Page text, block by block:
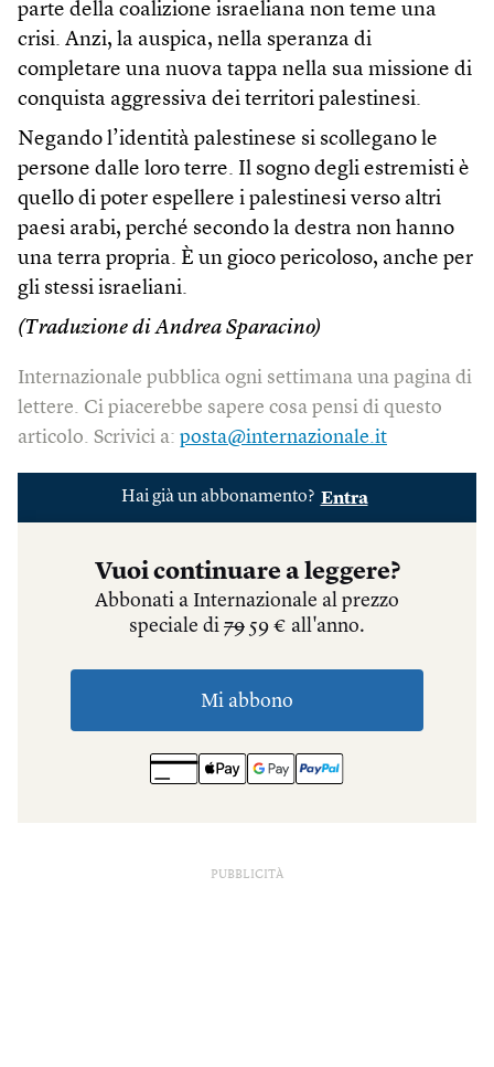
parte della coalizione israeliana non teme una
crisi. Anzi, la auspica, nella speranza di
completare una nuova tappa nella sua missione di
conquista aggressiva dei territori palestinesi.
Negando l’identità palestinese si scollegano le
persone dalle loro terre. Il sogno degli estremisti è
quello di poter espellere i palestinesi verso altri
paesi arabi, perché secondo la destra non hanno
una terra propria. È un gioco pericoloso, anche per
gli stessi israeliani.
(Traduzione di Andrea Sparacino)
Internazionale pubblica ogni settimana una pagina di
lettere. Ci piacerebbe sapere cosa pensi di questo
articolo. Scrivici a: posta@internazionale.it
PUBBLICITÀ